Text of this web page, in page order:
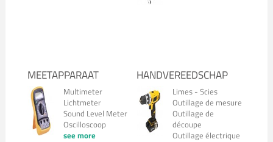
MEETAPPARAAT
Multimeter
Lichtmeter
Sound Level Meter
Oscilloscoop
see more
HANDVEREEDSCHAP
Limes - Scies
Outillage de mesure
Outillage de
découpe
Outillage électrique